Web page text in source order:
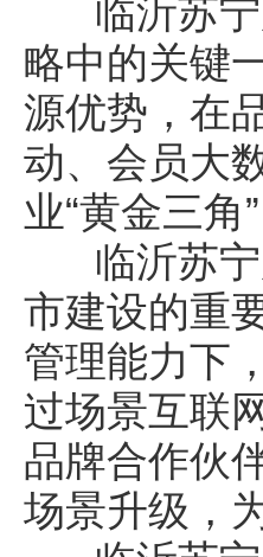
临沂苏宁
略中的关键
源优势，在
动、会员大
业“黄金三
临沂苏宁
市建设的重
管理能力下
过场景互联
品牌合作伙
场景升级，